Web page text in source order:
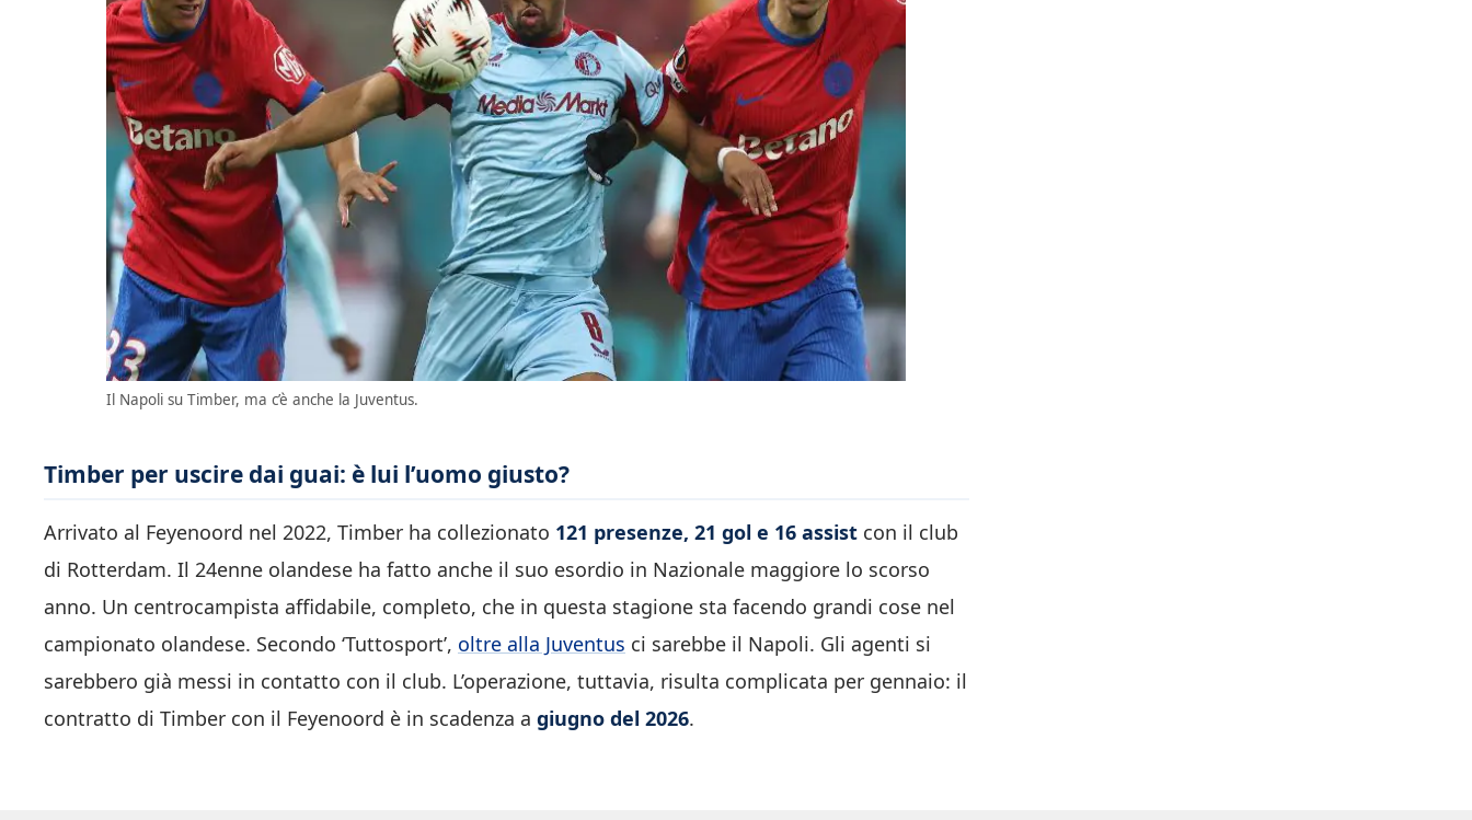
Il Napoli su Timber, ma c’è anche la Juventus.
Timber per uscire dai guai: è lui l’uomo giusto?
Arrivato al Feyenoord nel 2022, Timber ha collezionato 121 presenze, 21 gol e 16 assist con il club
di Rotterdam. Il 24enne olandese ha fatto anche il suo esordio in Nazionale maggiore lo scorso
anno. Un centrocampista affidabile, completo, che in questa stagione sta facendo grandi cose nel
campionato olandese. Secondo ‘Tuttosport’, oltre alla Juventus ci sarebbe il Napoli. Gli agenti si
sarebbero già messi in contatto con il club. L’operazione, tuttavia, risulta complicata per gennaio: il
contratto di Timber con il Feyenoord è in scadenza a giugno del 2026.